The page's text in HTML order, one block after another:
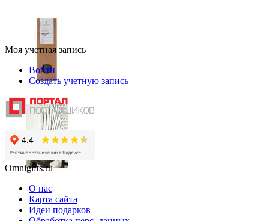
Моя учетная запись
Войти
Создать учетную запись
Omnigifts.ru
О нас
Карта сайта
Идеи подарков